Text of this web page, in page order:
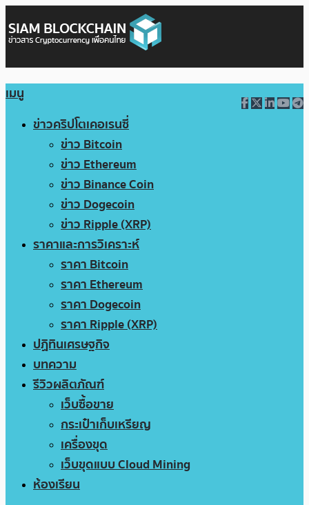
เมนู
ข่าวคริปโตเคอเรนซี่
ข่าว Bitcoin
ข่าว Ethereum
ข่าว Binance Coin
ข่าว Dogecoin
ข่าว Ripple (XRP)
ราคาและการวิเคราะห์
ราคา Bitcoin
ราคา Ethereum
ราคา Dogecoin
ราคา Ripple (XRP)
ปฏิทินเศรษฐกิจ
บทความ
รีวิวผลิตภัณฑ์
เว็บซื้อขาย
กระเป๋าเก็บเหรียญ
เครื่องขุด
เว็บขุดแบบ Cloud Mining
ห้องเรียน